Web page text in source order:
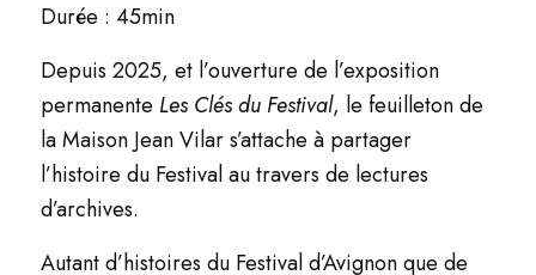
Durée : 45min
Depuis 2025, et l’ouverture de l’exposition
permanente Les Clés du Festival, le feuilleton de
la Maison Jean Vilar s’attache à partager
l’histoire du Festival au travers de lectures
d’archives.
Autant d’histoires du Festival d’Avignon que de